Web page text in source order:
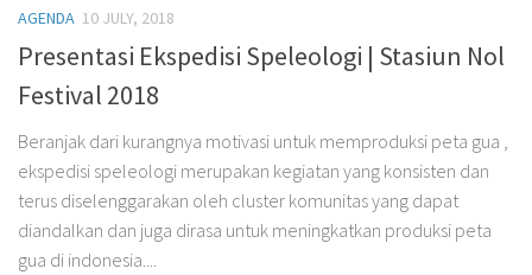
AGENDA 10 JULY, 2018
Presentasi Ekspedisi Speleologi | Stasiun Nol
Festival 2018
Beranjak dari kurangnya motivasi untuk memproduksi peta gua ,
ekspedisi speleologi merupakan kegiatan yang konsisten dan
terus diselenggarakan oleh cluster komunitas yang dapat
diandalkan dan juga dirasa untuk meningkatkan produksi peta
gua di indonesia....